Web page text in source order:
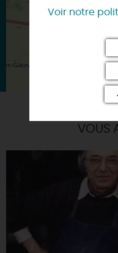
VOUS
Voir notre